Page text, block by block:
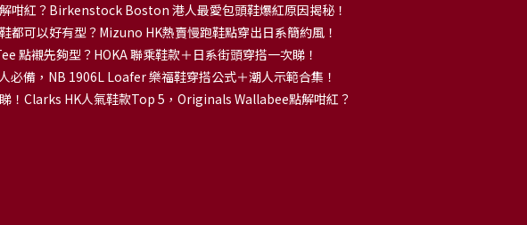
咁紅？Birkenstock Boston 港人最愛包頭鞋爆紅原因揭秘！
都可以好有型？Mizuno HK熱賣慢跑鞋點穿出日系簡約風！
點襯先夠型？HOKA 聯乘鞋款＋日系街頭穿搭一次睇！
必備，NB 1906L Loafer 樂福鞋穿搭公式＋潮人示範合集！
！Clarks HK人氣鞋款Top 5，Originals Wallabee點解咁紅？